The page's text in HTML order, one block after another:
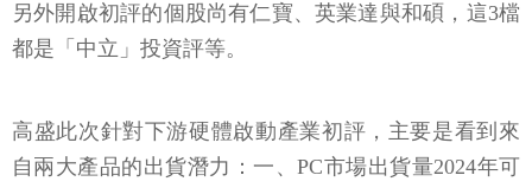
另外開啟初評的個股尚有仁寶、英業達與和碩，這3檔
都是「中立」投資評等。
高盛此次針對下游硬體啟動產業初評，主要是看到來
自兩大產品的出貨潛力：一、PC市場出貨量2024年可